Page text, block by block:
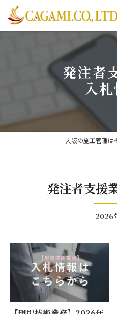
発注者
入
大阪の施工管理は
発注者支援
2026